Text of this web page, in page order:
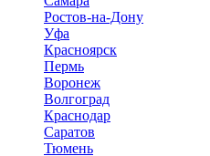
Ростов-на-Дону
Уфа
Красноярск
Пермь
Воронеж
Волгоград
Краснодар
Саратов
Тюмень